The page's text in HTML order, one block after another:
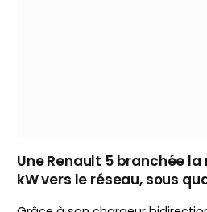
Une Renault 5 branchée la
kW vers le réseau, sous